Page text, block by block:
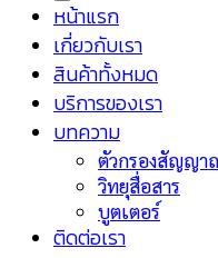
หน้าแรก
เกี่ยวกับเรา
สินค้าทั้งหมด
บริการของเรา
บทความ
ตัวกรองสัญญา
วิทยุสื่อสาร
บูตเตอร์
ติดต่อเรา